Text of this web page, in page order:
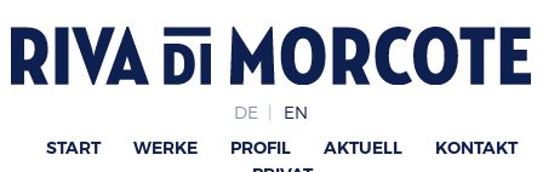
DE EN
START WERKE PROFIL AKTUELL
KONTAKT